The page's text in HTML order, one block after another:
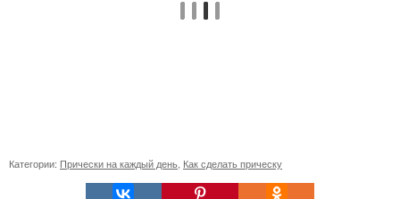
Категории: Прически на каждый день Как сделать прическу